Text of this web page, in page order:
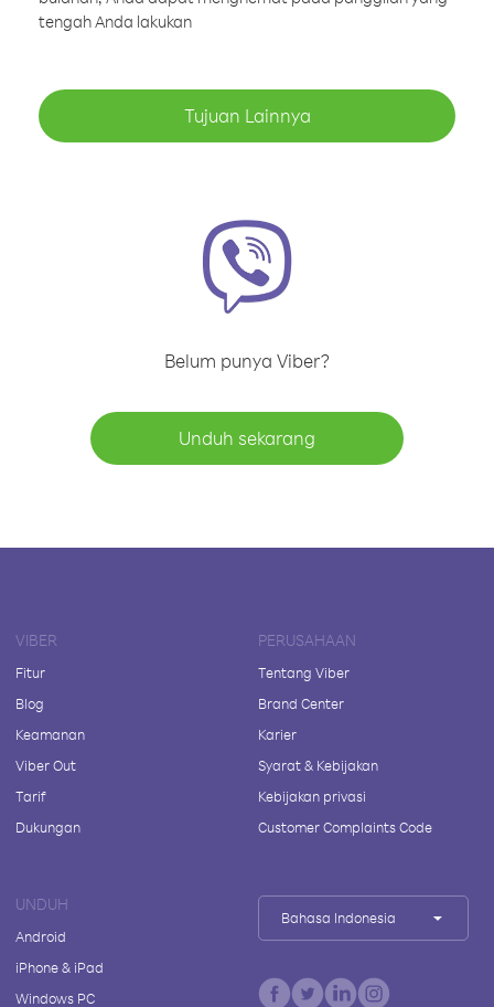
tengah Anda lakukan
Tujuan Lainnya
Belum punya Viber?
Unduh sekarang
VIBER
Fitur
Blog
Keamanan
Viber Out
Tarif
Dukungan
PERUSAHAAN
Tentang Viber
Brand Center
Karier
Syarat & Kebijakan
Kebijakan privasi
Customer Complaints Code
UNDUH
Android
iPhone & iPad
Windows PC
Bahasa Indonesia